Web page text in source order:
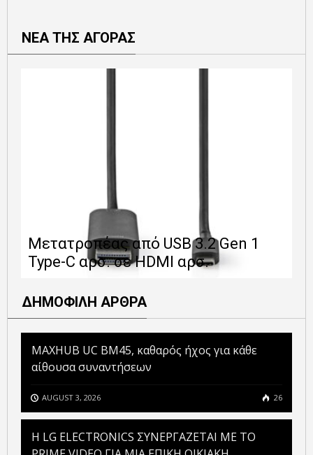
ΝΕΑ ΤΗΣ ΑΓΟΡΑΣ
Μετατροπέας από USB 3.2 Gen 1
Type-C αρσ. σε HDMI αρσ.
ΔΗΜΟΦΙΛΗ ΑΡΘΡΑ
MAXHUB UC BM45, καθαρός ήχος για κάθε
αίθουσα συναντήσεων
AUGUST 3, 2026 26
H LG ELECTRONICS ΣΥΝΕΡΓΑΖΕΤΑΙ ΜΕ ΤΟ